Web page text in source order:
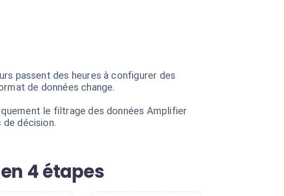
passent des heures à configurer des
de données change.
le filtrage des données Amplifier
décision.
4 étapes